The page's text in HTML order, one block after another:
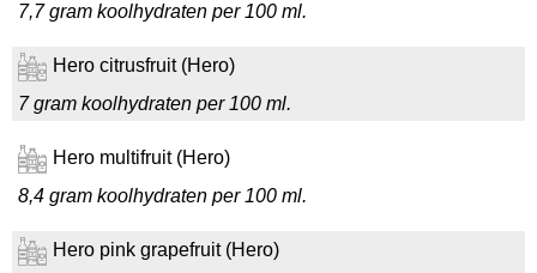
7,7 gram koolhydraten per 100 ml.
Hero citrusfruit (Hero)
7 gram koolhydraten per 100 ml.
Hero multifruit (Hero)
8,4 gram koolhydraten per 100 ml.
Hero pink grapefruit (Hero)